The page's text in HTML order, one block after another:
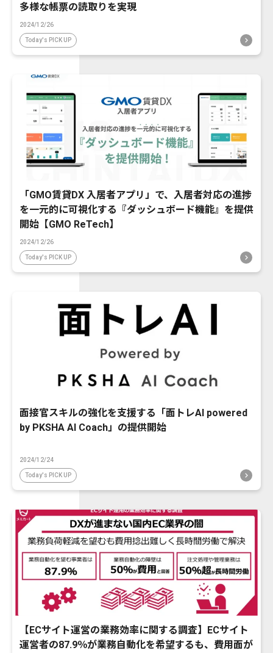
多様な帳票の読取りを実現
2024/12/26
Today's PICK UP
「GMO賃貸DX 入居者アプリ」で、入居者対応の進捗
を一元的に可視化する『ダッシュボード機能』を提供
開始【GMO ReTech】
2024/12/26
Today's PICK UP
面接官スキルの強化を支援する「面トレAI powered
by PKSHA AI Coach」の提供開始
2024/12/24
Today's PICK UP
【ECサイト運営の業務効率に関する調査】ECサイト
運営者の87.9％が業務自動化を希望するも、費用面が